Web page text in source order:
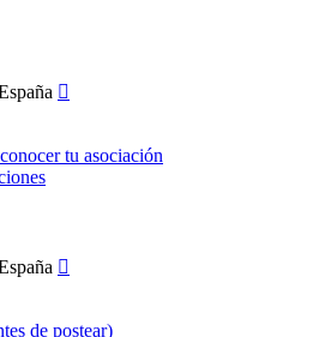
tu asociación
de postear)